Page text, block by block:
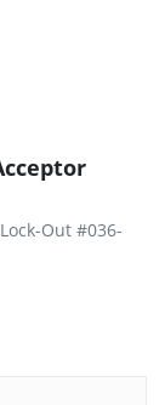
Out #036-